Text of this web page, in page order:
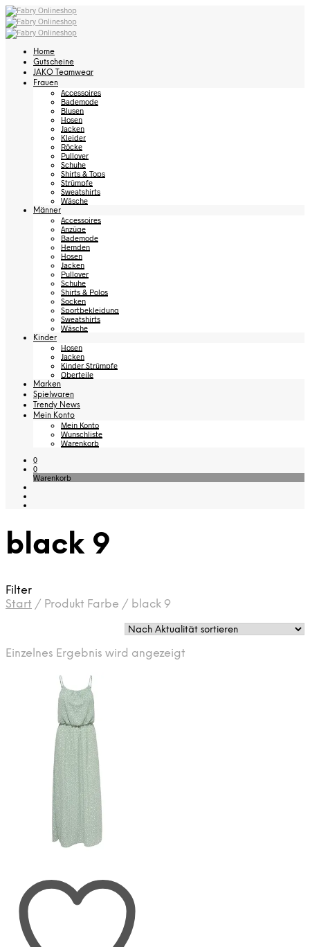
Home
Gutscheine
JAKO Teamwear
Frauen
Accessoires
Bademode
Blusen
Hosen
Jacken
Kleider
Röcke
Pullover
Schuhe
Shirts & Tops
Strümpfe
Sweatshirts
Wäsche
Männer
Accessoires
Anzüge
Bademode
Hemden
Hosen
Jacken
Pullover
Schuhe
Shirts & Polos
Socken
Sportbekleidung
Sweatshirts
Wäsche
Kinder
Hosen
Jacken
Kinder Strümpfe
Oberteile
Marken
Spielwaren
Trendy News
Mein Konto
Mein Konto
Wunschliste
Warenkorb
0
0
Warenkorb
black 9
Filter
Start / Produkt Farbe / black 9
Einzelnes Ergebnis wird angezeigt